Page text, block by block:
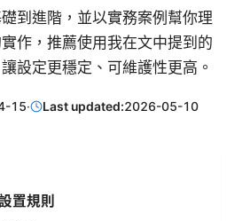
到進階，並以實務案例幫你理
作，推薦使用我在文中提到的
設定更穩定、可維護性更高。
15· Last updated:2026-05-10
置規則